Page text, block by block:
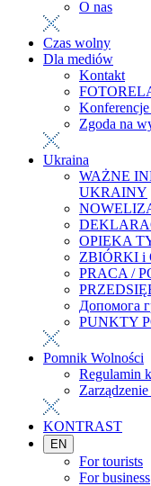
O nas
Czas wolny
Dla mediów
Kontakt
Zgoda na
Ukraina
WAŻNE
UKRAINY
OPIEKA
ZBIÓRKI i
PRACA /
Допомога
PUNKTY
Pomnik Wolności
Regulamin
KONTRAST
EN
For tourists
For business